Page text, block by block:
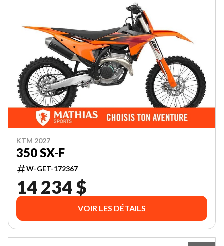
KTM 2027
350 SX-F
W-GET-172367
14 234 $
VOIR LES DÉTAILS